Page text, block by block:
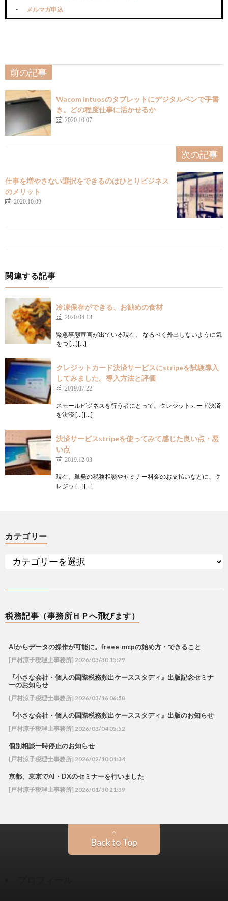
メルマガ申込
前の記事
Wacom intuosのタブレットにデジタルペンで手書
き。どの程度仕事に活かせるか
2020.10.07
次の記事
仕事を増やさない選択をできるのはひとりビジネス
のメリット
2020.10.09
関連する記事
冷凍保存ができる、お勧めの食材
2020.04.13
緊急事態宣言が出ている現在、 なるべく外出しないように気
をつ […][…]
クレジットカード決済サービスにstripeを試験導入
してみました。導入方法と評価
2019.07.22
スモールビジネスを行う者にとって、クレジットカード決済
を決済 […][…]
決済サービスstripeを使ってみて感じた良い点・悪
い点
2019.12.03
現在、単発の税務相談やセミナー料金のお支払いなどに、ク
レジッ […][…]
カテゴリー
税務記事（事務所ＨＰへ飛びます）
AIからデータの操作が可能に。freee-mcpの始め方・できること
[戸村涼子税理士事務所] 2026/03/30 15:29
『小さな会社・個人の国際税務頻出ケーススタディ』出版記念セミナ
ーのお知らせ
[戸村涼子税理士事務所] 2026/03/16 06:58
『小さな会社・個人の国際税務頻出ケーススタディ』出版のお知らせ
[戸村涼子税理士事務所] 2026/03/04 05:52
個別相談一時停止のお知らせ
[戸村涼子税理士事務所] 2026/02/10 01:34
京都、東京でAI・DXのセミナーを行いました
[戸村涼子税理士事務所] 2026/01/30 21:39
Back to Top